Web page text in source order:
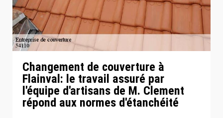
Changement de couverture à
Flainval: le travail assuré par
l'équipe d'artisans de M. Clement
répond aux normes d'étanchéité